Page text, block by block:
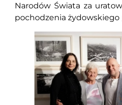
Narodów Świata za
pochodzenia żydowskiego